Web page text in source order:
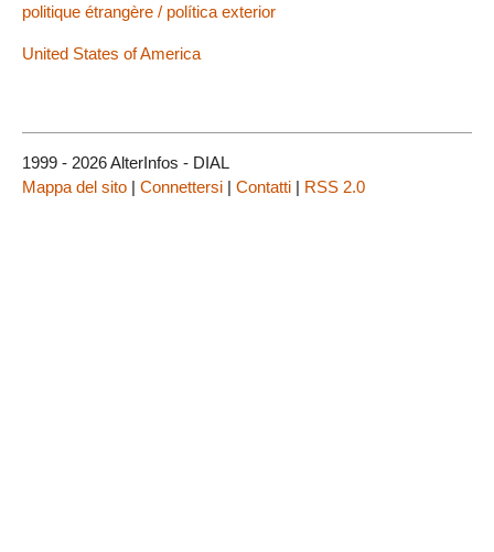
politique étrangère / política exterior
United States of America
1999 - 2026 AlterInfos - DIAL
Mappa del sito | Connettersi | Contatti | RSS 2.0